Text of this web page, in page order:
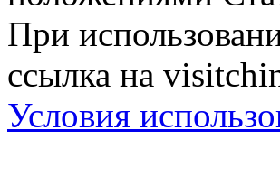
При
ссылка на
Условия